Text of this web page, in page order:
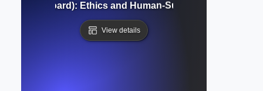
Review Board): Ethics and Human-Subjects Review in
View details